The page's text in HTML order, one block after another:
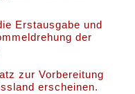
Erstausgabe und
der
zur Vorbereitung
erscheinen.